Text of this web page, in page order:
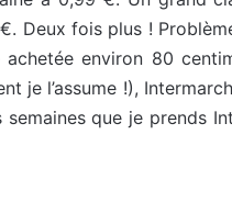
Deux fois plus !
environ 80
je l’assume !),
que je prends